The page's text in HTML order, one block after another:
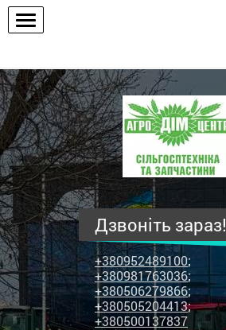
ПП
"Агродім-
центр"
-
продаж
сільськогосподарської
техніки
та
запчастин
Дзвоніть зараз!
+380952489100;
+380981763036;
+380506279866;
+380505204413;
+380500137837